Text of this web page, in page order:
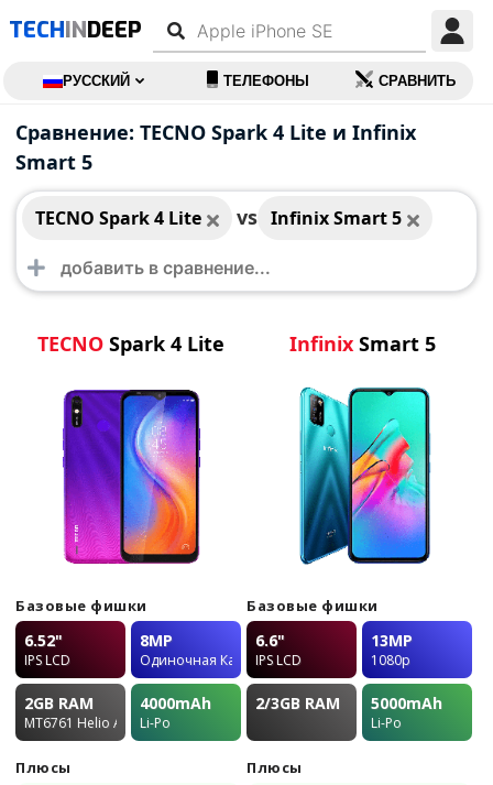
TECHINDEEP
РУССКИЙ ТЕЛЕФОНЫ СРАВНИТЬ
Сравнение: TECNO Spark 4 Lite и Infinix
Smart 5
TECNO Spark 4 Lite vs Infinix Smart 5
TECNO Spark 4 Lite
TECNO Spark 4 Lite
Базовые фишки
6.52"
IPS LCD
8MP
Одиночная Камера
2GB RAM
MT6761 Helio A22
4000mAh
Li-Po
Плюсы
Infinix Smart 5
Infinix Smart 5
Базовые фишки
6.6"
IPS LCD
13MP
1080p
2/3GB RAM 5000mAh
Li-Po
Плюсы